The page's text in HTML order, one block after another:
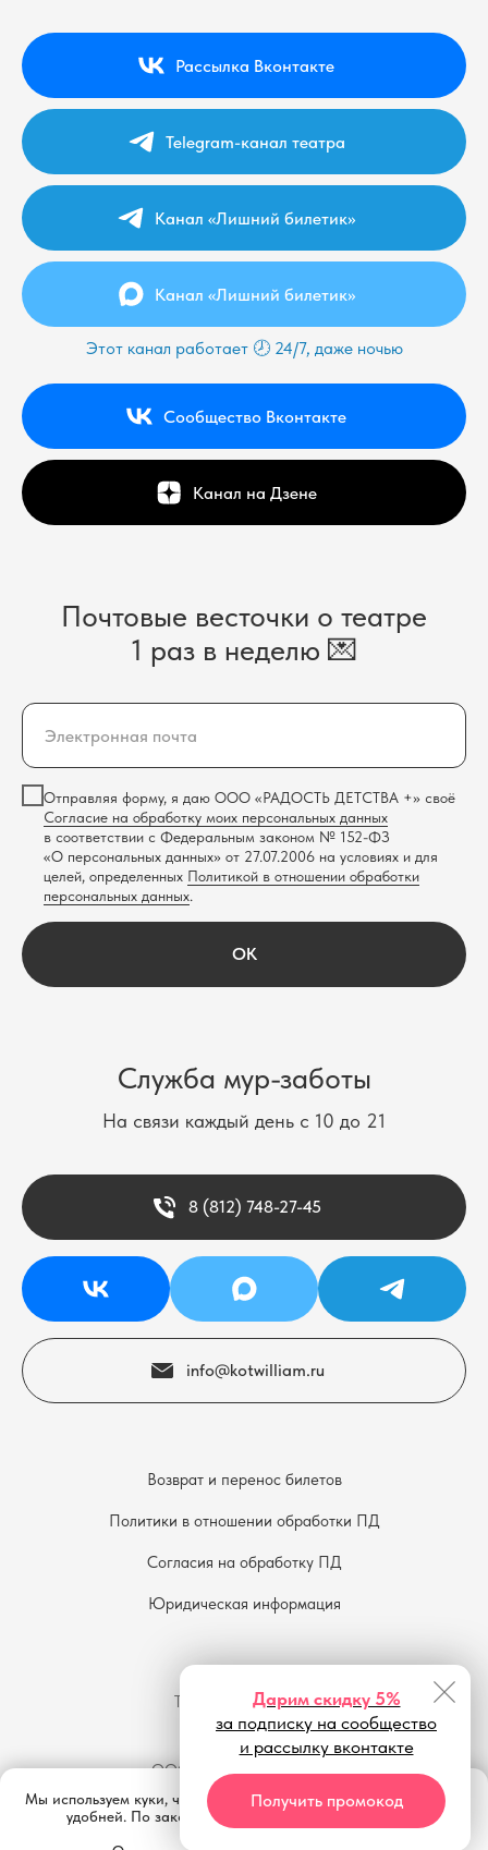
Мы используем куки, чтобы сайт работал быстро и становился
удобней. По закону обязаны об этом предупредить.
Получить промокод
Дарим скидку 5%
за подписку на сообщество
и рассылку вконтакте
Рассылка Вконтакте
Telegram-канал театра
Канал «Лишний билетик»
Канал «Лишний билетик»
Этот канал работает 🕗 24/7, даже ночью
Сообщество Вконтакте
Канал на Дзене
Почтовые весточки о театре
1 раз в неделю 💌
Отправляя форму, я даю ООО «РАДОСТЬ ДЕТСТВА +» своё
Согласие на обработку моих персональных данных
в соответствии с Федеральным законом № 152-ФЗ
«О персональных данных» от 27.07.2006 на условиях и для
целей, определенных Политикой в отношении обработки
персональных данных.
OK
Служба мур-заботы
На связи каждый день с 10 до 21
8 (812) 748-27-45
info@kotwilliam.ru
Возврат и перенос билетов
Политики в отношении обработки ПД
Согласия на обработку ПД
Юридическая информация
Театр «Кот Вильям»
10-й сезон
ООО "Радость детства +"
АНО "Театр "Кот Вильям""
ИП Морозова Е. В.